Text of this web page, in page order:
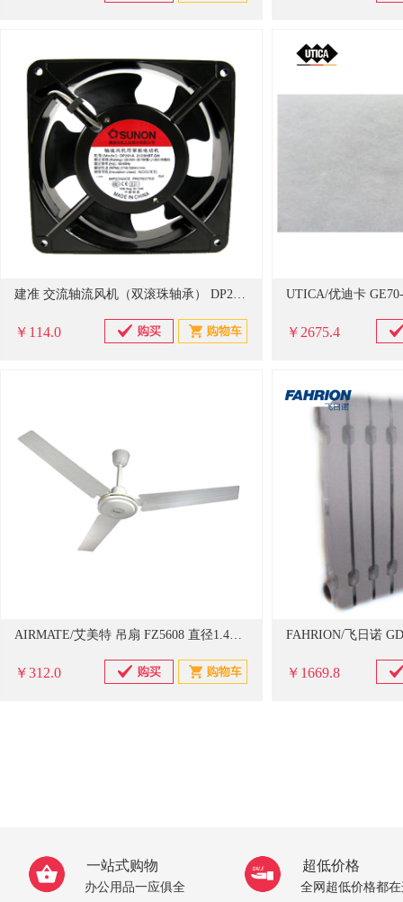
建准 交流轴流风机（双滚珠轴承） DP201A 2123HBT.GN 单位：台
￥114.0 ￥2675.4
AIRMATE/艾美特 吊扇 FZ5608 直径1.4M 56cm 单位：个
￥312.0 ￥1669.8
一站式购物
办公用品一应俱全
超低价格
全网超低价格都